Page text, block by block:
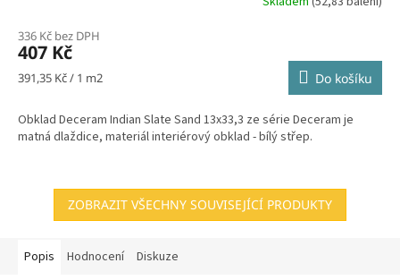
336 Kč bez DPH
407 Kč
Měrná
391,35 Kč / 1 m2 Do košíku
Obklad Deceram Indian Slate Sand 13x33,3 ze série Deceram je
matná dlaždice, materiál interiérový obklad - bílý střep.
ZOBRAZIT VŠECHNY SOUVISEJÍCÍ PRODUKTY
Popis Hodnocení Diskuze